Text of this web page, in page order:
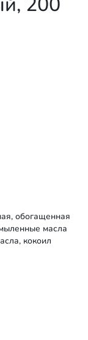
обогащенная
масла
кокоил
ламесофт,
ксантановая